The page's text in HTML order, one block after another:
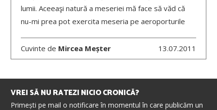
lumii. Aceeaşi natură a meseriei mă face să văd că
nu-mi prea pot exercita meseria pe aeroporturile
Cuvinte de Mircea Meșter 13.07.2011
VREI SĂ NU RATEZI NICIO CRONICĂ?
Primești pe mail o notificare în momentul în care publicăm un